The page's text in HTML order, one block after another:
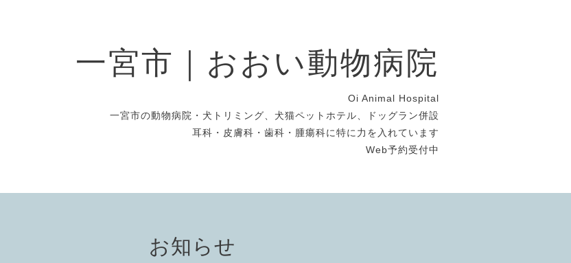
一宮市｜おおい動物病院
Oi Animal Hospital
一宮市の動物病院・犬トリミング、犬猫ペットホテル、ドッグラン併設
耳科・皮膚科・歯科・腫瘍科に特に力を入れています
Web予約受付中
お知らせ